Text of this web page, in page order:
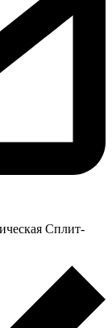
Сплит-